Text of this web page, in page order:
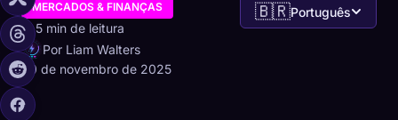
MERCADOS & FINANÇAS
5 min de leitura
Por Liam Walters
30 de novembro de 2025
🇧🇷Português